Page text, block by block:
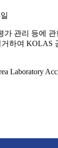
가 관리 등에 관
거하여 KOLAS
Laboratory